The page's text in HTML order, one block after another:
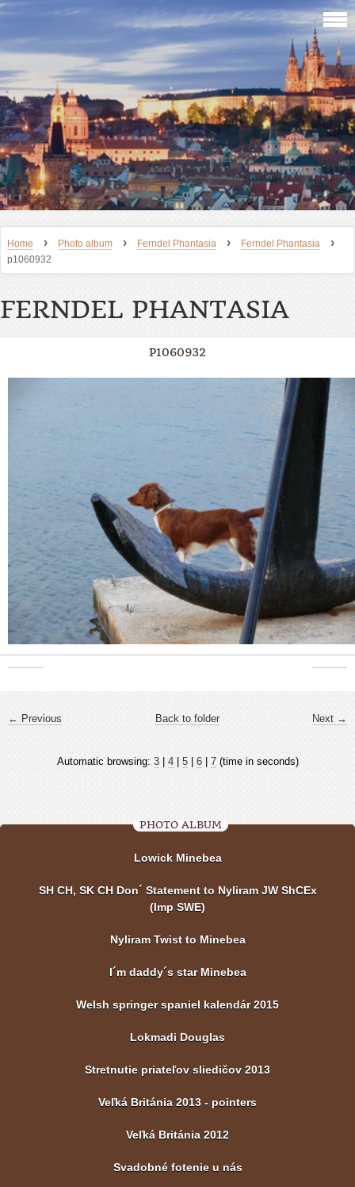
Home › Photo album › Ferndel Phantasia › Ferndel Phantasia ›
p1060932
FERNDEL PHANTASIA
P1060932
← Previous Next →
Back to folder
Automatic browsing: 3| 4| 5| 6| 7(time in seconds)
PHOTO ALBUM
Lowick Minebea
SH CH, SK CH Don´ Statement to Nyliram JW ShCEx
(Imp SWE)
Nyliram Twist to Minebea
I´m daddy´s star Minebea
Welsh springer spaniel kalendár 2015
Lokmadi Douglas
Stretnutie priateľov sliedičov 2013
Veľká Británia 2013 - pointers
Veľká Británia 2012
Svadobné fotenie u nás